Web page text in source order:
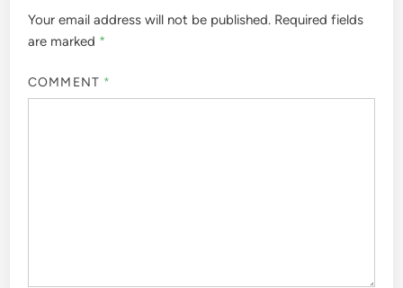
Your email address will not be published. Required fields
are marked *
COMMENT *